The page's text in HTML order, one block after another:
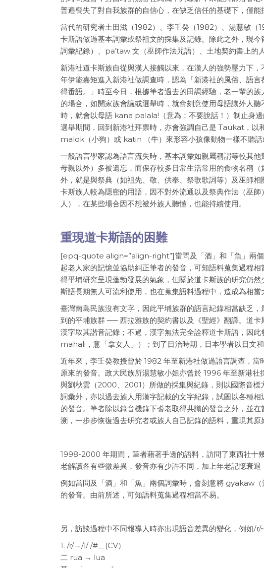
普遍喪失了對自我族群的自信心，在缺乏信任的基礎下，僅能
當代的研究者土田滋（1982）、李壬癸（1982）、湯慧敏
卡斯語做過基本詞彙或祭祖文的採集及記錄。除此之外，現
詞彙紀錄）、pa’taw 文（巫師作法咒語）、土地契約書上的
新港社道卡斯族自從與漢人接觸以來，在漢人的強勢壓力下
年伊能嘉矩進入新港社做調查時，認為「新港社的風俗、語
得番語。」時至今日，根據筆者過去的田調經驗，老一輩的
的場合，如開家族會議或選舉時，就會刻意使用母語讓外人
時，就會以母語 kana palala!（意為：不要說話！）制止身
選舉期間，回到新港社拜票時，亦會強調自己是 Taukat，以
malok（小狗）或 katin （牛）來形容小孩像動物一樣不聽話
一般語言學家認為語言流失時，基本詞彙如親屬稱謂等較其
母親以外）多被遺忘，而保存較多日常生活常用的食物名稱
外，就是與祭典（如祖先、敬、供奉、祭歌歌詞等）及巫師
卡斯族人較為隱密的用語，因不對外流通以及祭典作法（巫
人），在某些場合因不想被外族人聽懂，也能持續使用。
重現道卡斯語的困難
[epq-quote align=”align-right”]當問及「酒」和「魚」兩
起老人家的記憶並協助糾正筆者的發音，可知語料蒐集過
得平埔研究呈現蓬勃發展的氣象，但關於道卡斯族的研究仍
斯語長期無人可流利使用，也在蒐集語料過程中，造成為相當
臺灣南島民族沒有文字，因此平埔族群的語言紀錄相當缺乏
到的平埔族群 ── 西拉雅族的契約書以及《聖經》翻譯。道
漢字取其諧音記錄；不過，漢字無法完全詮釋道卡斯語，因
mahali，意「拿女人」）；到了日治時期，日本學者以日文和
近年來，李壬癸教授曾於 1982 年至新港社做過語言調查，
原來的發音。政大民族所湯慧敏小姐亦曾於 1996 年至新港
與劉秋雲（2000、2001）所做的採集與紀錄，則以國際音
詞彙外，亦以過去族人用漢字記載的文字紀錄，試圖以各種
的發音。筆者除以錄音機錄下耆老取得共識的發音之外，並
溯，一步步恢復過去研究者或族人自己記錄的語料，重現其原
1998-2000 年期間，筆者藉著手邊的語料，訪問了東西社十
老解讀各有些微差異，發音亦有少許不同，加上年老記憶衰退
例如當問及「酒」和「魚」兩個詞彙時，會刻意將 gyakaw
的發音。由前所述，可知語料蒐集過程相當不易。
另，訪談過程中不同報導人時亦出現語音差異的變化，例如/
1. /r/→/l/ /#＿(CV）
二 rua → lua